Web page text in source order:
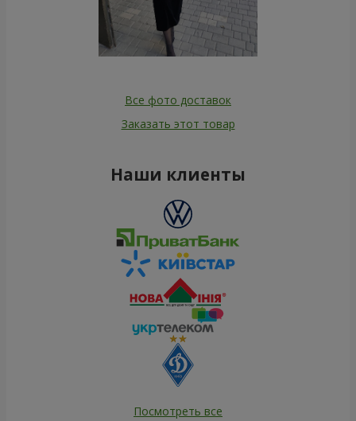
Все фото доставок
Заказать этот товар
Наши клиенты
Посмотреть все